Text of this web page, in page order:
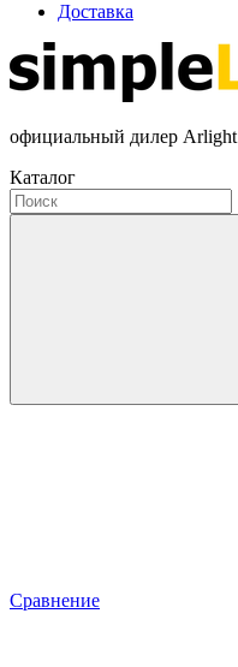
Доставка
официальный дилер Arlight
Каталог
Сравнение